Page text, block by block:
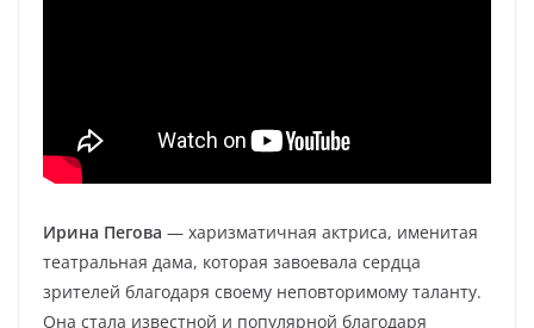
Ирина Пегова — харизматичная актриса, именитая
театральная дама, которая завоевала сердца
зрителей благодаря своему неповторимому таланту.
Она стала известной и популярной благодаря